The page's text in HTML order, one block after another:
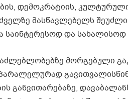
დემოკრატიის,
მასწავლებელს
საინტერესოდ და
მორგებული
პარალელურად
განვითარებაზე,